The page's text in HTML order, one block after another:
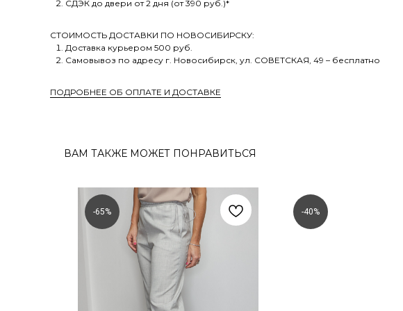
СДЭК до двери от 2 дня (от 390 руб.)*
СТОИМОСТЬ ДОСТАВКИ ПО НОВОСИБИРСКУ:
Доставка курьером 500 руб.
Самовывоз по адресу г. Новосибирск, ул. СОВЕТСКАЯ, 49 – бесплатно
ПОДРОБНЕЕ ОБ ОПЛАТЕ И ДОСТАВКЕ
ВАМ ТАКЖЕ МОЖЕТ ПОНРАВИТЬСЯ
-65% -40%